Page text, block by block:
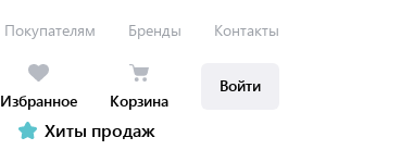
Покупателям Бренды Контакты
Избранное Корзина
Войти
Хиты продаж